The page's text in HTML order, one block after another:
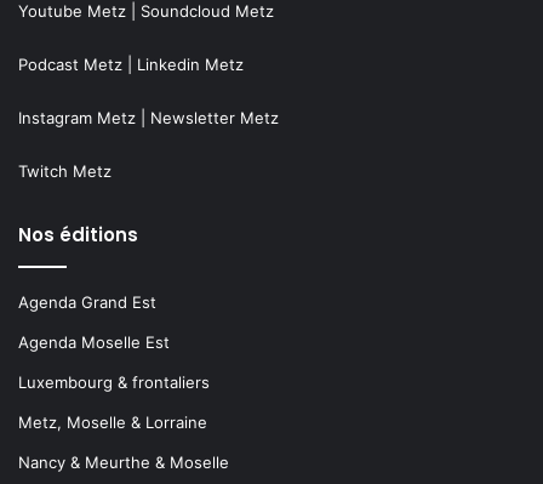
Youtube Metz Soundcloud Metz
Podcast Metz Linkedin Metz
Instagram Metz Newsletter Metz
Twitch Metz
Nos éditions
Agenda Grand Est
Agenda Moselle Est
Luxembourg & frontaliers
Metz, Moselle & Lorraine
Nancy & Meurthe & Moselle